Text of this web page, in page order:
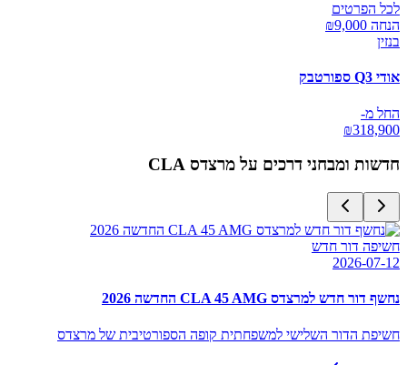
לכל הפרטים
הנחה ₪ 9,000
בנזין
אודי Q3 ספורטבק
החל מ-
₪318,900
חדשות ומבחני דרכים על מרצדס CLA
חשיפה דור חדש
2026-07-12
נחשף דור חדש למרצדס CLA 45 AMG החדשה 2026
חשיפת הדור השלישי למשפחתית קופה הספורטיבית של מרצדס